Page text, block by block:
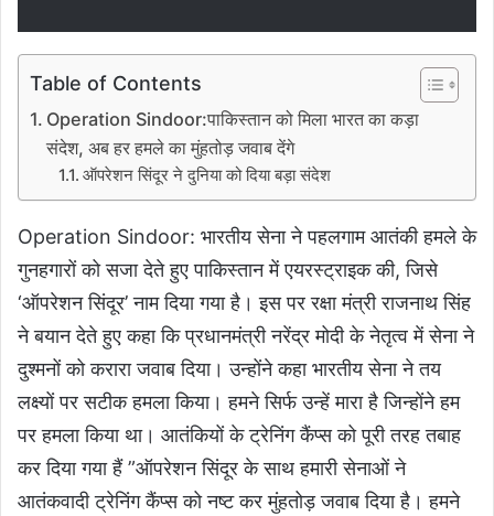
Table of Contents
Operation Sindoor:पाकिस्तान को मिला भारत का कड़ा
संदेश, अब हर हमले का मुंहतोड़ जवाब देंगे
ऑपरेशन सिंदूर ने दुनिया को दिया बड़ा संदेश
Operation Sindoor: भारतीय सेना ने पहलगाम आतंकी हमले के
गुनहगारों को सजा देते हुए पाकिस्तान में एयरस्ट्राइक की, जिसे
‘ऑपरेशन सिंदूर’ नाम दिया गया है। इस पर रक्षा मंत्री राजनाथ सिंह
ने बयान देते हुए कहा कि प्रधानमंत्री नरेंद्र मोदी के नेतृत्व में सेना ने
दुश्मनों को करारा जवाब दिया। उन्होंने कहा भारतीय सेना ने तय
लक्ष्यों पर सटीक हमला किया। हमने सिर्फ उन्हें मारा है जिन्होंने हम
पर हमला किया था। आतंकियों के ट्रेनिंग कैंप्स को पूरी तरह तबाह
कर दिया गया हैं ”ऑपरेशन सिंदूर के साथ हमारी सेनाओं ने
आतंकवादी ट्रेनिंग कैंप्स को नष्ट कर मुंहतोड़ जवाब दिया है। हमने